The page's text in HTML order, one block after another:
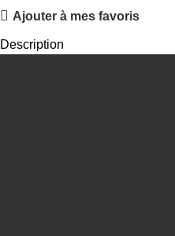
Ajouter à mes favoris
Description